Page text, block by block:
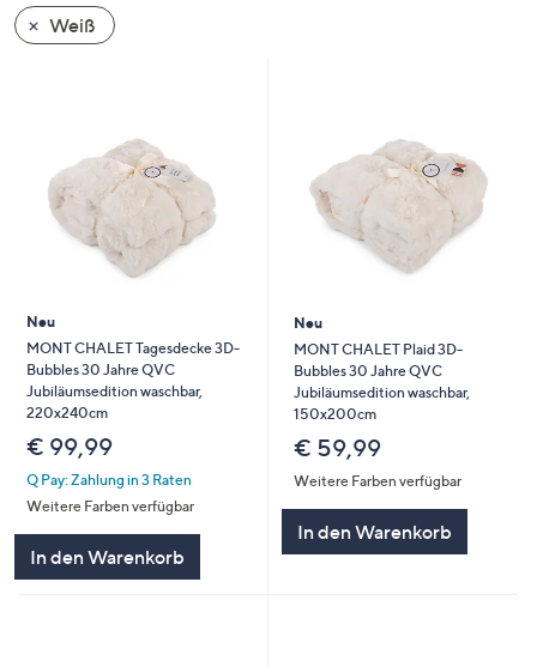
wischen
Sie
links
bzw.
rechts,
anzuzeigen.
Weiß
Neu
MONT CHALET Tagesdecke 3D-
Bubbles 30 Jahre QVC
Jubiläumsedition waschbar,
220x240cm
€ 99,99
Q Pay: Zahlung in 3 Raten
Weitere Farben verfügbar
In den Warenkorb
Neu
MONT CHALET Plaid 3D-
Bubbles 30 Jahre QVC
Jubiläumsedition waschbar,
150x200cm
€ 59,99
Weitere Farben verfügbar
In den Warenkorb